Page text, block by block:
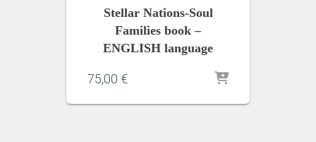
Stellar Nations-Soul
Families book –
ENGLISH language
75,00 €